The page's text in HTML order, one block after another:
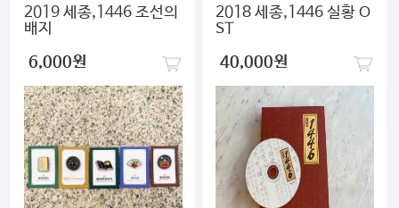
2019 세종,1446 조선의
배지
6,000원
2018 세종,1446 실황 O
ST
40,000원